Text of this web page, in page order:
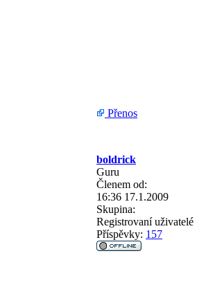
Přenos
boldrick
Guru
Členem od:
16:36 17.1.2009
Skupina:
Registrovaní uživatelé
Příspěvky: 157